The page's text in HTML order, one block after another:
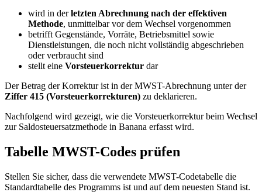
wird in derletzten Abrechnung nach der effektiven
Methode, unmittelbar vor dem Wechsel vorgenommen
betrifft Gegenstände, Vorräte, Betriebsmittel sowie
Dienstleistungen, die noch nicht vollständig abgeschrieben
oder verbraucht sind
stellt eine Vorsteuerkorrektur dar
Der Betrag der Korrektur ist in der MWST-Abrechnung unter der
Ziffer 415 (Vorsteuerkorrekturen) zu deklarieren.
Nachfolgend wird gezeigt, wie die Vorsteuerkorrektur beim Wechsel
zur Saldosteuersatzmethode in Banana erfasst wird.
Tabelle MWST-Codes prüfen
Stellen Sie sicher, dass die verwendete MWST-Codetabelle die
Standardtabelle des Programms ist und auf dem neuesten Stand ist.